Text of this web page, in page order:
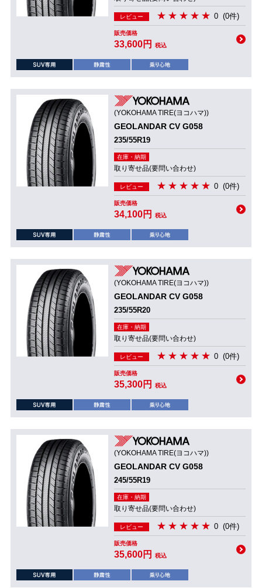
レビュー 0 (0件)
販売価格
33,600円 税込
(YOKOHAMA TIRE(ヨコハマ))
GEOLANDAR CV G058
235/55R19
在庫・納期
取り寄せ品(要問い合わせ)
レビュー 0 (0件)
販売価格
34,100円 税込
(YOKOHAMA TIRE(ヨコハマ))
GEOLANDAR CV G058
235/55R20
在庫・納期
取り寄せ品(要問い合わせ)
レビュー 0 (0件)
販売価格
35,300円 税込
(YOKOHAMA TIRE(ヨコハマ))
GEOLANDAR CV G058
245/55R19
在庫・納期
取り寄せ品(要問い合わせ)
レビュー 0 (0件)
販売価格
35,600円 税込